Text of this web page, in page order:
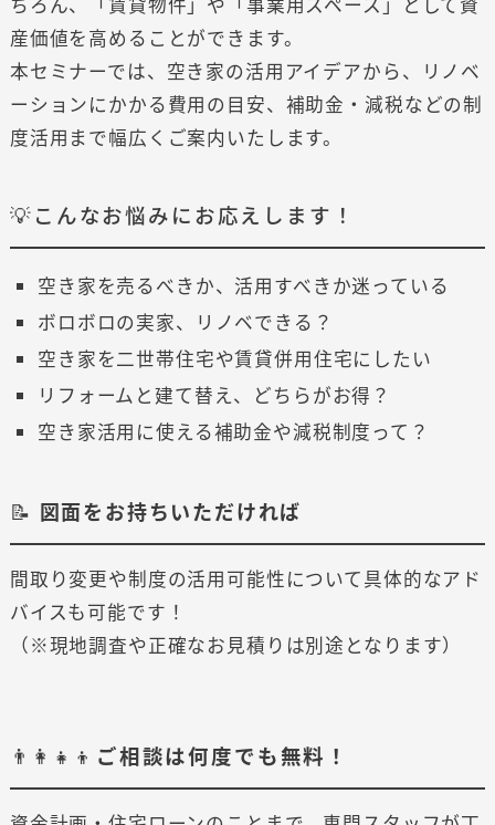
産価値を高めることができます。
本セミナーでは、空き家の活用アイデアから、リノベ
ーションにかかる費用の目安、補助金・減税などの制
度活用まで幅広くご案内いたします。
💡こんなお悩みにお応えします！
空き家を売るべきか、活用すべきか迷っている
ボロボロの実家、リノベできる？
空き家を二世帯住宅や賃貸併用住宅にしたい
リフォームと建て替え、どちらがお得？
空き家活用に使える補助金や減税制度って？
📝 図面をお持ちいただければ
間取り変更や制度の活用可能性について具体的なアド
バイスも可能です！
（※現地調査や正確なお見積りは別途となります）
👨‍👩‍👧‍👦 ご相談は何度でも無料！